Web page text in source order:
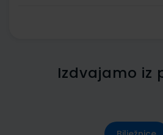
Izdvajamo iz